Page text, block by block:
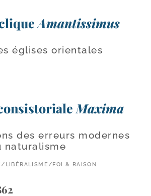
Amantissimus
églises orientales
Maxima
des erreurs modernes
naturalisme
/ LIBÉRALISME/FOI & RAISON